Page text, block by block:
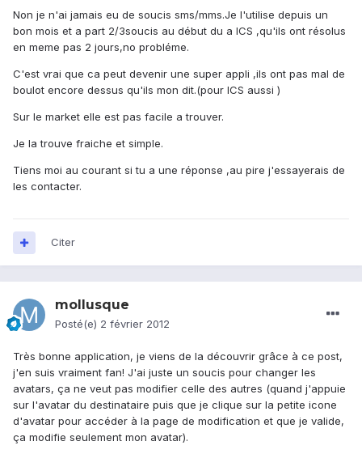
Non je n'ai jamais eu de soucis sms/mms.Je l'utilise depuis un
bon mois et a part 2/3soucis au début du a ICS ,qu'ils ont résolus
en meme pas 2 jours,no probléme.
C'est vrai que ca peut devenir une super appli ,ils ont pas mal de
boulot encore dessus qu'ils mon dit.(pour ICS aussi )
Sur le market elle est pas facile a trouver.
Je la trouve fraiche et simple.
Tiens moi au courant si tu a une réponse ,au pire j'essayerais de
les contacter.
Citer
mollusque
Posté(e) 2 février 2012
Très bonne application, je viens de la découvrir grâce à ce post,
j'en suis vraiment fan! J'ai juste un soucis pour changer les
avatars, ça ne veut pas modifier celle des autres (quand j'appuie
sur l'avatar du destinataire puis que je clique sur la petite icone
d'avatar pour accéder à la page de modification et que je valide,
ça modifie seulement mon avatar).